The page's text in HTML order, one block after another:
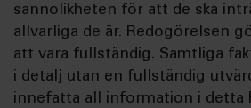
sannolikheten för att de ska
allvarliga de är. Redogörelsen
att vara fullständig. Samtliga
i detalj utan en fullständig
innefatta all information i detta